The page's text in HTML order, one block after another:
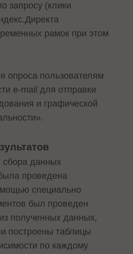
запросу (клики
рамок при этом
опроса пользователям
e-mail для отправки
и графической
данных
проведена
специально
был проведен
полученных данных,
построены таблицы
по каждому